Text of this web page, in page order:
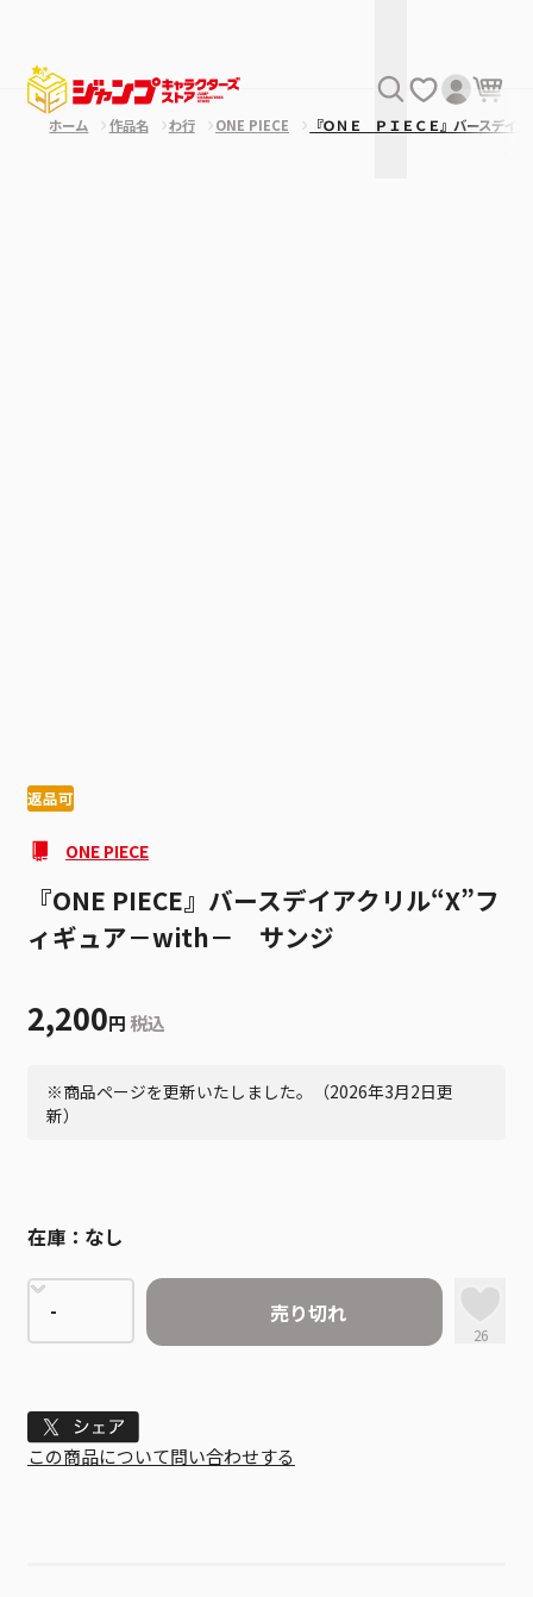
ホーム 作品名 わ行 ONE PIECE 『ＯＮＥ ＰＩＥＣＥ』バースデ
返品可
ONE PIECE
『ONE PIECE』バースデイアクリル“X”フ
ィギュア－with－ サンジ
2,200円 税込
※商品ページを更新いたしました。（2026年3月2日更
新）
在庫： なし
売り切れ
26
Tweet
この商品について問い合わせする